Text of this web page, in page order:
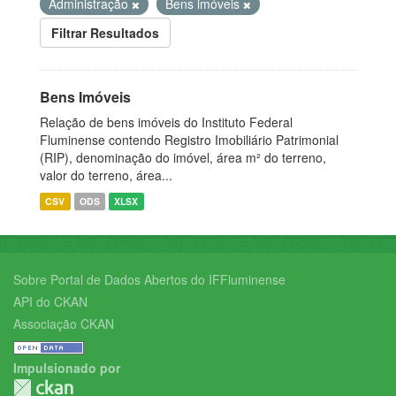
Administração
Bens imóveis
Filtrar Resultados
Bens Imóveis
Relação de bens imóveis do Instituto Federal
Fluminense contendo Registro Imobiliário Patrimonial
(RIP), denominação do imóvel, área m² do terreno,
valor do terreno, área...
CSV ODS XLSX
Sobre Portal de Dados Abertos do IFFluminense
API do CKAN
Associação CKAN
Impulsionado por